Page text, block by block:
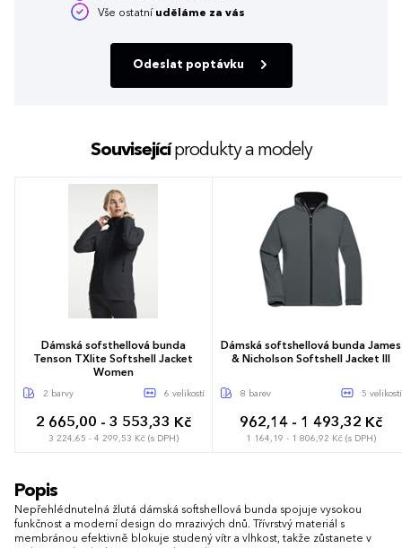
Vše ostatní uděláme za vás
Odeslat poptávku
Souvisejícíprodukty a modely
Dámská sofsthellová bunda
Tenson TXlite Softshell Jacket
Women
2 barvy 6 velikostí
2 665,00 - 3 553,33 Kč
3 224,65 - 4 299,53 Kč (s DPH)
XS
Dámská softshellová bunda James
& Nicholson Softshell Jacket III
8 barev 5 velikostí
962,14 - 1 493,32 Kč
1 164,19 - 1 806,92 Kč (s DPH)
Popis
Nepřehlédnutelná žlutá dámská softshellová bunda spojuje vysokou
funkčnost a moderní design do mrazivých dnů. Třívrstvý materiál s
membránou efektivně blokuje studený vítr a vlhkost, takže zůstanete v